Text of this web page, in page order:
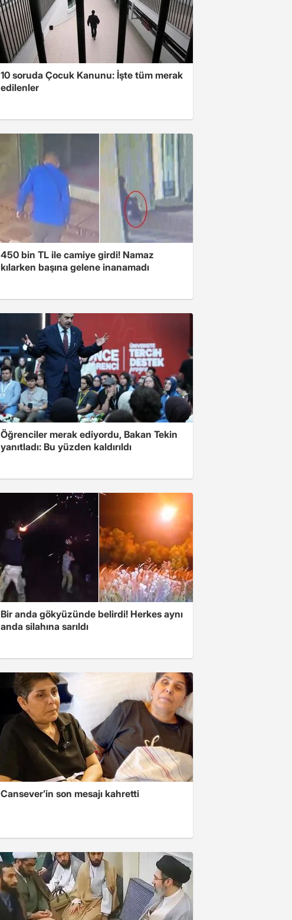
10 soruda Çocuk Kanunu: İşte tüm merak
edilenler
450 bin TL ile camiye girdi! Namaz
kılarken başına gelene inanamadı
Öğrenciler merak ediyordu, Bakan Tekin
yanıtladı: Bu yüzden kaldırıldı
Bir anda gökyüzünde belirdi! Herkes aynı
anda silahına sarıldı
Cansever’in son mesajı kahretti